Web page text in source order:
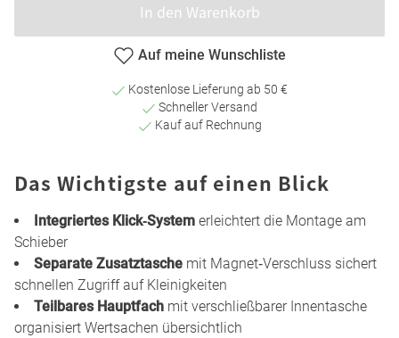
In den Warenkorb
Auf meine Wunschliste
Kostenlose Lieferung ab 50 €
Schneller Versand
Kauf auf Rechnung
Das Wichtigste auf einen Blick
Integriertes Klick‑System erleichtert die Montage am
Schieber
Separate Zusatztasche mit Magnet‑Verschluss sichert
schnellen Zugriff auf Kleinigkeiten
Teilbares Hauptfach mit verschließbarer Innentasche
organisiert Wertsachen übersichtlich